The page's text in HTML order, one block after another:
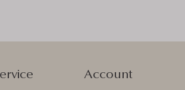
Account